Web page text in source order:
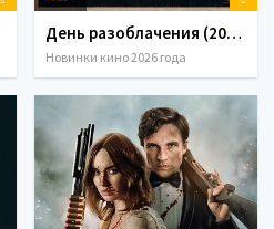
День разоблачения (2026)
Новинки кино 2026 года